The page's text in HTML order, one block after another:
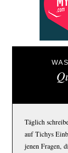
Täglich
auf Tichys
jenen Fragen,